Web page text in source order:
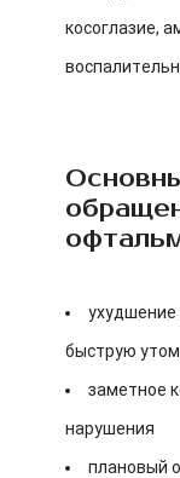
косоглазие,
ухудшение
быструю
заметное
нарушения
плановый